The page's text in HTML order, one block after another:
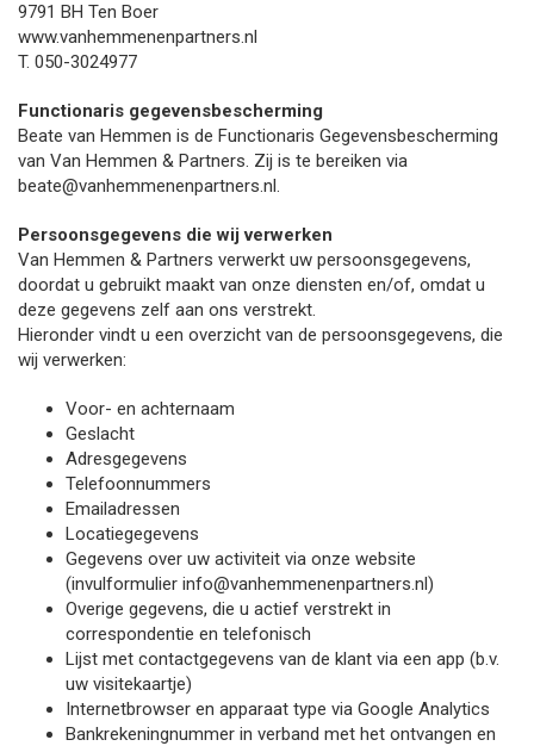
9791 BH Ten Boer
www.vanhemmenenpartners.nl
T. 050-3024977
Functionaris gegevensbescherming
Beate van Hemmen is de Functionaris Gegevensbescherming
van Van Hemmen & Partners. Zij is te bereiken via
beate@vanhemmenenpartners.nl.
Persoonsgegevens die wij verwerken
Van Hemmen & Partners verwerkt uw persoonsgegevens,
doordat u gebruikt maakt van onze diensten en/of, omdat u
deze gegevens zelf aan ons verstrekt.
Hieronder vindt u een overzicht van de persoonsgegevens, die
wij verwerken:
Voor- en achternaam
Geslacht
Adresgegevens
Telefoonnummers
Emailadressen
Locatiegegevens
Gegevens over uw activiteit via onze website
(invulformulier info@vanhemmenenpartners.nl)
Overige gegevens, die u actief verstrekt in
correspondentie en telefonisch
Lijst met contactgegevens van de klant via een app (b.v.
uw visitekaartje)
Internetbrowser en apparaat type via Google Analytics
Bankrekeningnummer in verband met het ontvangen en